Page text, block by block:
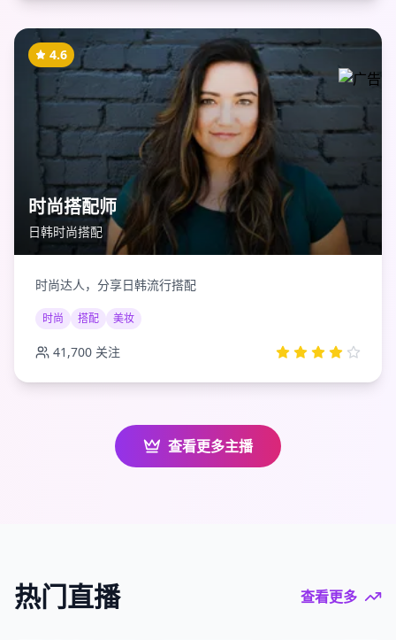
4.6
时尚搭配师
日韩时尚搭配
时尚达人，分享日韩流行搭配
时尚 搭配 美妆
41,700 关注
查看更多主播
热门直播 查看更多